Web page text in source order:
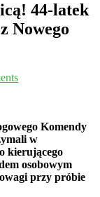
44-latek
Nowego
Komendy
w
kierującego
osobowym
przy próbie